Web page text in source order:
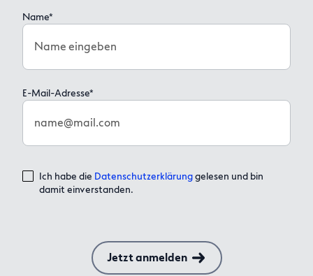
Name*
Name eingeben
E-Mail-Adresse*
name@mail.com
Ich habe die Datenschutzerklärunggelesen und bin
damit einverstanden.
Jetzt anmelden